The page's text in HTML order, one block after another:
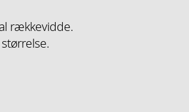
rækkevidde.